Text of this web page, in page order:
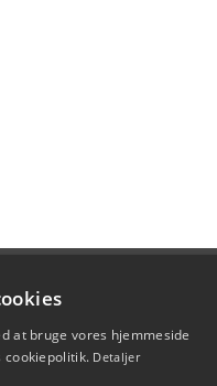
at bruge vores hjemmeside
cookiepolitik. Detaljer